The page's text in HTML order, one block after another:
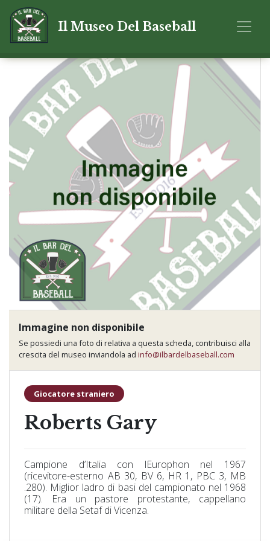
Il Museo Del Baseball
Giocatore straniero
Roberts Gary
Campione d’Italia con lEurophon nel 1967
(ricevitore-esterno AB 30, BV 6, HR 1, PBC 3, MB
.280). Miglior ladro di basi del campionato nel 1968
(17). Era un pastore protestante, cappellano
militare della Setaf di Vicenza.
Immagine non disponibile
Se possiedi una foto di relativa a questa scheda, contribuisci alla
crescita del museo inviandola ad info@ilbardelbaseball.com